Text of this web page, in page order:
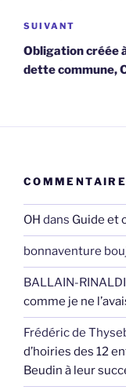
Article
suivant
SUIVANT
Obligation créée
dette commune,
OH dans Guide et
bonnaventure
BALLAIN-RINALDI
comme je ne
Frédéric de
d’hoiries des 12
Beudin à leur